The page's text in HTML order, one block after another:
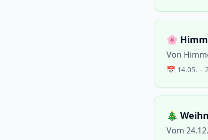
🌸
Von
📅 14.05. –
🎄
Vom